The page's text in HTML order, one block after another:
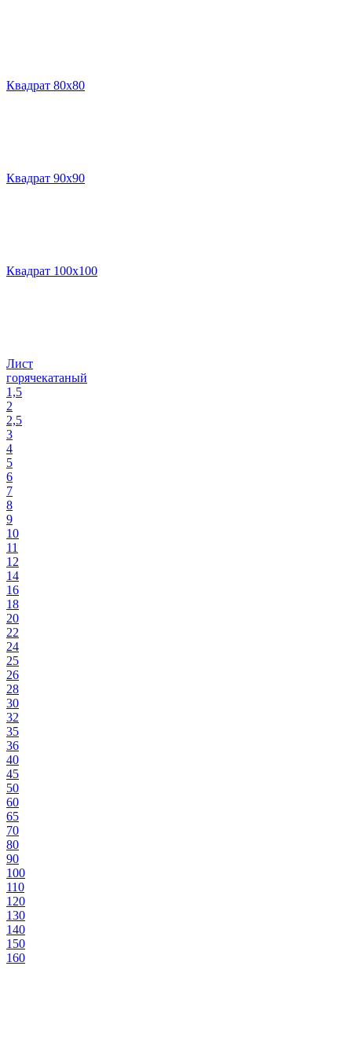
Квадрат 80х80
Квадрат 90х90
Квадрат 100х100
Лист
горячекатаный
1,5
2
2,5
3
4
5
6
7
8
9
10
11
12
14
16
18
20
22
24
25
26
28
30
32
35
36
40
45
50
60
65
70
80
90
100
110
120
130
140
150
160